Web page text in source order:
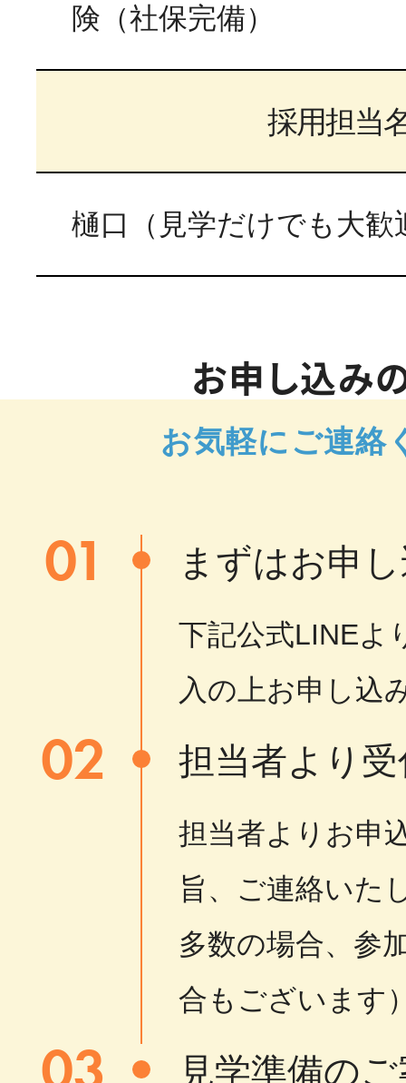
険（社保完備）
採用担当
樋口（見学だけでも大歓
お気軽にご連絡
お申し込み
01 まずはお申
下記公式LINEよ
入の上お申し込
02 担当者より
担当者よりお申
旨、ご連絡いた
多数の場合、参
合もございます
見学準備の